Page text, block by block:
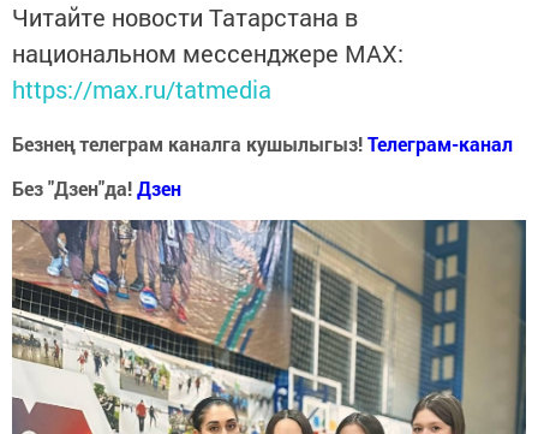
Читайте новости Татарстана в
национальном мессенджере MАХ:
https://max.ru/tatmedia
Безнең телеграм каналга кушылыгыз!Телеграм-канал
Без "Дзен"да!Дзен